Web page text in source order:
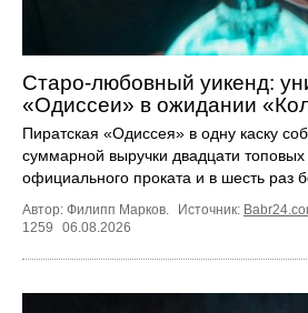
Старо-любовный уикенд:
«Одиссеи» в ожидании
Пиратская «Одиссея» в одну каску
суммарной выручки двадцати топовых
официального проката и в шесть раз
Автор: Филипп Марков. Источник:
1259
06.08.2026